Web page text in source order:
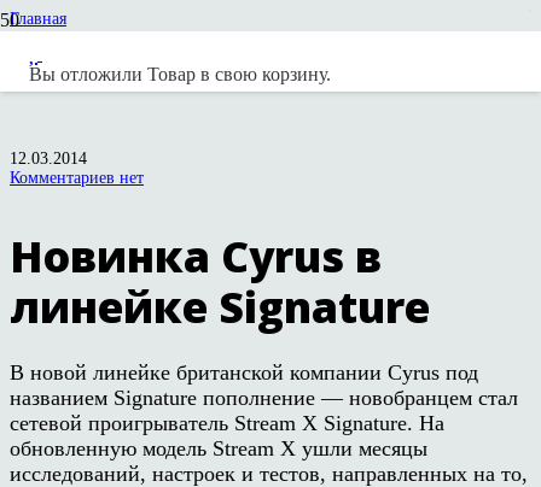
Вы отложили Товар в свою корзину.
Главная
Новости вендоров
Новинка Cyrus в линейке Signature
12.03.2014
Комментариев нет
Новинка Cyrus в
линейке Signature
В новой линейке британской компании Cyrus под
названием Signature пополнение — новобранцем стал
сетевой проигрыватель Stream X Signature. На
обновленную модель Stream X ушли месяцы
исследований, настроек и тестов, направленных на то,